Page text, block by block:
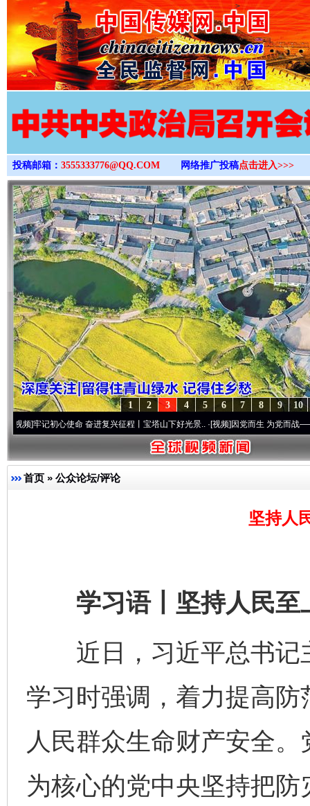
>
投稿邮箱： 3555333776@QQ.COM 网络推广投稿点击进入>>>
10
9
8
7
6
5
4
3
2
1
初心使命 奋进复兴征程丨宝塔山下好光景..·[视频]因党而生 为党而战——百年“纪”
首页 » 公众论坛/评论
坚持人
学习语丨坚持人民至
近日，习近平总书记
学习时强调，着力提高
人民群众生命财产安全
为核心的党中央坚持把